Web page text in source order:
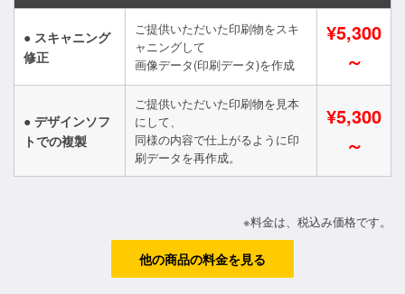
● スキャニング
修正
ご提供いただいた印刷物をスキ
ャニングして
画像データ(印刷データ)を作成
¥5,300
～
● デザインソフ
トでの複製
ご提供いただいた印刷物を見本
にして、
同様の内容で仕上がるように印
刷データを再作成。
¥5,300
～
※料金は、税込み価格です。
他の商品の料金を見る